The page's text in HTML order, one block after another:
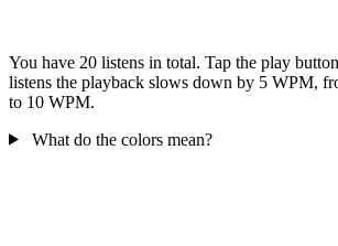
You have 20 listens in total. Tap the play
listens the playback slows down by 5 WPM,
to 10 WPM.
What do the colors mean?